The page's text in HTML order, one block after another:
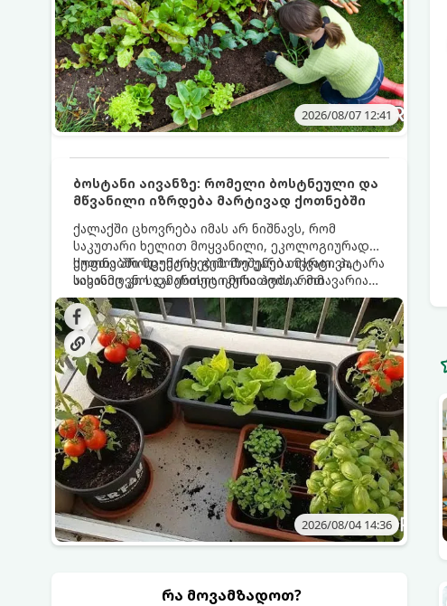
2026/08/07 12:41
ბოსტანი აივანზე: რომელი ბოსტნეული და
მწვანილი იზრდება მარტივად ქოთნებში
ქალაქში ცხოვრება იმას არ ნიშნავს, რომ
საკუთარი ხელით მოყვანილი, ეკოლოგიურად
სუფთა პროდუქტის გემოზე უარი თქვათ. პატარა
აივანიც კი საკმარისია იმისათვის, რომ
მოიწყოთ მინი-ბოსტანი, საიდანაც
ყოველდღიურად ახალ, არომატულ მწვანილსა
და ბოსტნეულს მოკრეფთ.
ქოთნებში მცენარეების მოშენება მარტივი,
სასიამოვნო და ესთეტიკური ჰობია. მთავარია
იცოდეთ, რომელი კულტურები ეგუებიან
ქოთნის პირობებს ყველაზე კარგად და როგორ
მოუაროთ მათ სწორად.
2026/08/04 14:36
რა მოვამზადოთ?